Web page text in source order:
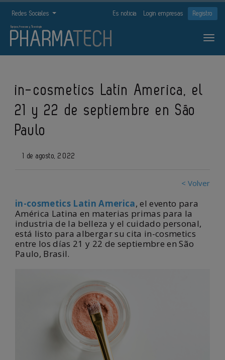
Redes Sociales Es noticia Login empresas Registro
in-cosmetics Latin America, el
21 y 22 de septiembre en São
Paulo
1 de agosto, 2022
< Volver
in-cosmetics Latin America, el evento para
América Latina en materias primas para la
industria de la belleza y el cuidado personal,
está listo para albergar su cita in-cosmetics
entre los días 21 y 22 de septiembre en São
Paulo, Brasil.